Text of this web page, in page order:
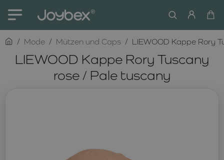
LIEWOOD Kappe Rory Tuscany
rose / Pale tuscany
homeMode Mützen und Caps LIEWOOD Kappe Rory